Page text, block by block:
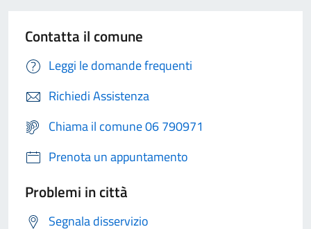
Contatta il comune
Leggi le domande frequenti
Richiedi Assistenza
Chiama il comune 06 790971
Prenota un appuntamento
Problemi in città
Segnala disservizio